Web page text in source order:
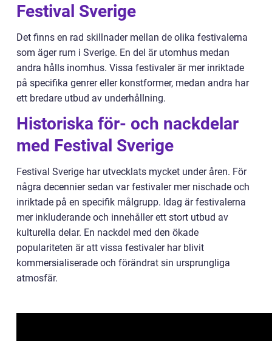
Festival Sverige
Det finns en rad skillnader mellan de olika festivalerna
som äger rum i Sverige. En del är utomhus medan
andra hålls inomhus. Vissa festivaler är mer inriktade
på specifika genrer eller konstformer, medan andra har
ett bredare utbud av underhållning.
Historiska för- och nackdelar
med Festival Sverige
Festival Sverige har utvecklats mycket under åren. För
några decennier sedan var festivaler mer nischade och
inriktade på en specifik målgrupp. Idag är festivalerna
mer inkluderande och innehåller ett stort utbud av
kulturella delar. En nackdel med den ökade
populariteten är att vissa festivaler har blivit
kommersialiserade och förändrat sin ursprungliga
atmosfär.